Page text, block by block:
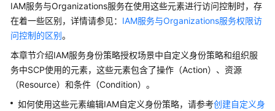
门
用
指
南
最
IAM服务与Organizations服务在使用这些元素进行访问控制时，存
在着一些区别，详情请参见： IAM服务与Organizations服务权限访
问控制的区别。
本章节介绍IAM服务身份策略授权场景中自定义身份策略和组织服
务中SCP使用的元素，这些元素包含了操作（Action）、资源
（Resource）和条件（Condition）。
如何使用这些元素编辑IAM自定义身份策略，请参考创建自定义身